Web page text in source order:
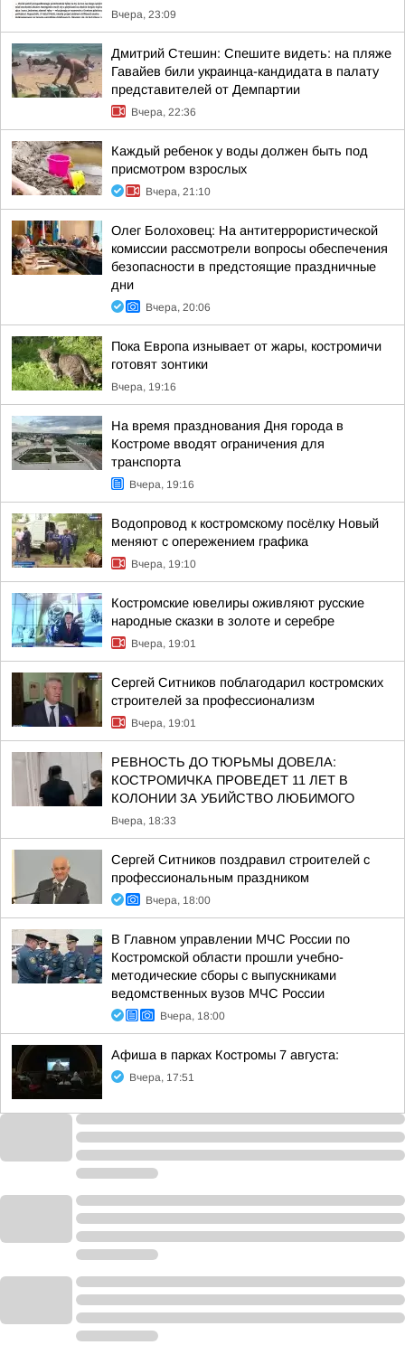
Вчера, 23:09
Дмитрий Стешин: Спешите видеть: на пляже
Гавайев били украинца-кандидата в палату
представителей от Демпартии
Вчера, 22:36
Каждый ребенок у воды должен быть под
присмотром взрослых
Вчера, 21:10
Олег Болоховец: На антитеррористической
комиссии рассмотрели вопросы обеспечения
безопасности в предстоящие праздничные
дни
Вчера, 20:06
Пока Европа изнывает от жары, костромичи
готовят зонтики
Вчера, 19:16
На время празднования Дня города в
Костроме вводят ограничения для
транспорта
Вчера, 19:16
Водопровод к костромскому посёлку Новый
меняют с опережением графика
Вчера, 19:10
Костромские ювелиры оживляют русские
народные сказки в золоте и серебре
Вчера, 19:01
Сергей Ситников поблагодарил костромских
строителей за профессионализм
Вчера, 19:01
РЕВНОСТЬ ДО ТЮРЬМЫ ДОВЕЛА:
КОСТРОМИЧКА ПРОВЕДЕТ 11 ЛЕТ В
КОЛОНИИ ЗА УБИЙСТВО ЛЮБИМОГО
Вчера, 18:33
Сергей Ситников поздравил строителей с
профессиональным праздником
Вчера, 18:00
В Главном управлении МЧС России по
Костромской области прошли учебно-
методические сборы с выпускниками
ведомственных вузов МЧС России
Вчера, 18:00
Афиша в парках Костромы 7 августа:
Вчера, 17:51